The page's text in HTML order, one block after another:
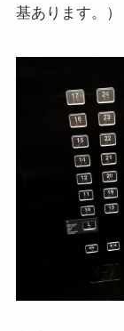
基あります。）